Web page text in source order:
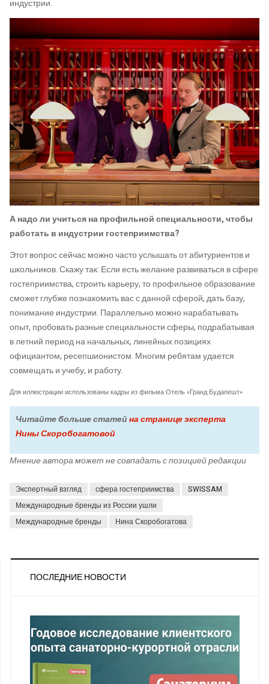
индустрии.
А надо ли учиться на профильной специальности, чтобы
работать в индустрии гостеприимства?
Этот вопрос сейчас можно часто услышать от абитуриентов и
школьников. Скажу так: Если есть желание развиваться в сфере
гостеприимства, строить карьеру, то профильное образование
сможет глубже познакомить вас с данной сферой, дать базу,
понимание индустрии. Параллельно можно нарабатывать
опыт, пробовать разные специальности сферы, подрабатывая
в летний период на начальных, линейных позициях
официантом, ресепшионистом. Многим ребятам удается
совмещать и учебу, и работу.
Для иллюстрации использованы кадры из фильма Отель «Гранд Будапешт»
Читайте больше статейна странице эксперта
Нины Скоробогатовой
Мнение автора может не совпадать с позицией редакции
Экспертный взгляд сфера гостеприимства
SWISSAM
Международные бренды из России ушли
Международные бренды
Нина Скоробогатова
ПОСЛЕДНИЕ НОВОСТИ